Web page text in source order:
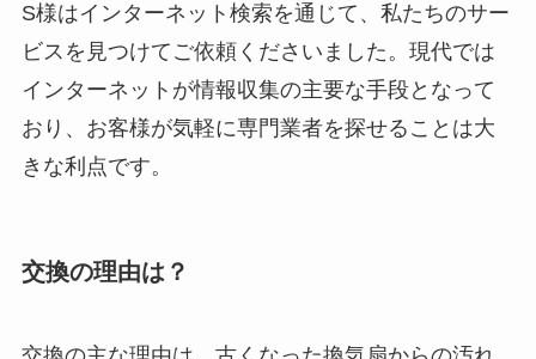
S様はインターネット検索を通じて、私たちのサー
ビスを見つけてご依頼くださいました。現代では
インターネットが情報収集の主要な手段となって
おり、お客様が気軽に専門業者を探せることは大
きな利点です。
交換の理由は？